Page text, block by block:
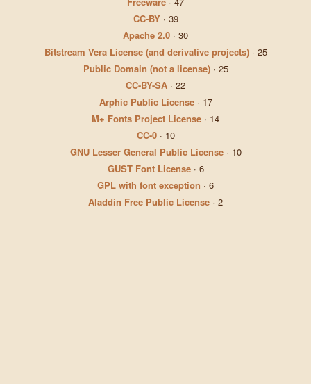
CC-BY· 39
Apache 2.0 · 30
Bitstream Vera License (and derivative projects)· 25
Public Domain (not a license)· 25
CC-BY-SA · 22
Arphic Public License· 17
M+ Fonts Project License · 14
CC-0· 10
GNU Lesser General Public License· 10
GUST Font License· 6
GPL with font exception · 6
Aladdin Free Public License · 2